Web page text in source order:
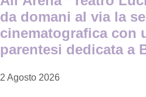
da domani al via la
cinematografica con
parentesi dedicata a
2 Agosto 2026